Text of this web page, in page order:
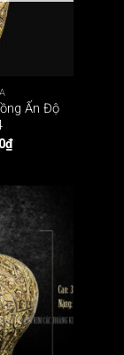
Ấn Độ
₫